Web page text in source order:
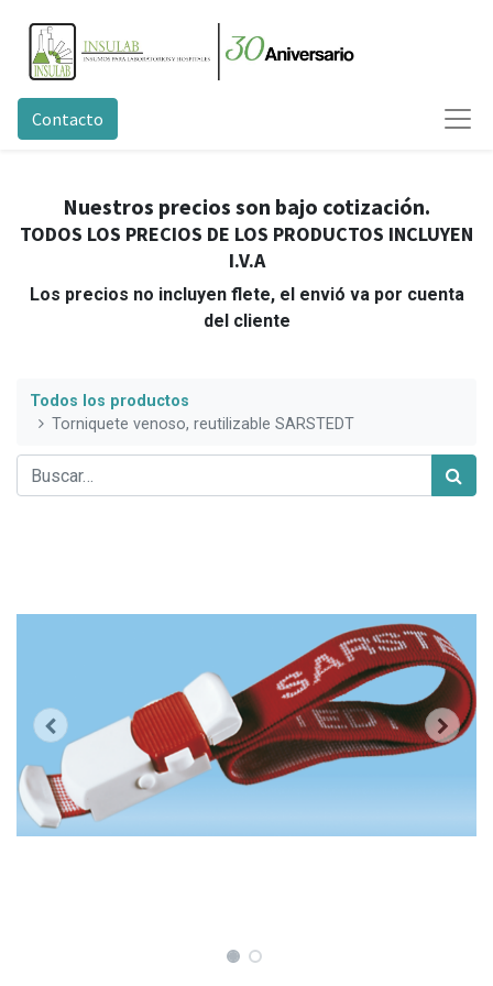
Contacto
Nuestros precios son bajo cotización.
TODOS LOS PRECIOS DE LOS PRODUCTOS INCLUYEN
I.V.A
Los precios no incluyen flete, el envió va por cuenta
del cliente
Todos los productos
Torniquete venoso, reutilizable SARSTEDT